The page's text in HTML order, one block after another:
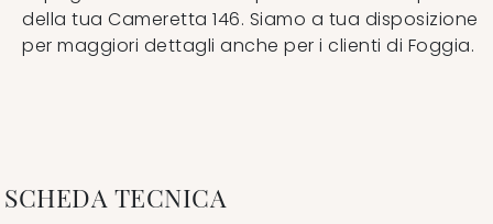
della tua Cameretta 146. Siamo a tua disposizione
per maggiori dettagli anche per i clienti di Foggia.
SCHEDA TECNICA